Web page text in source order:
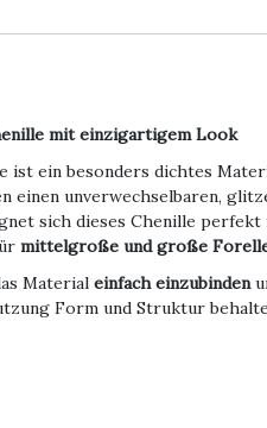
mit einzigartigem Look
ist ein besonders dichtes
einen unverwechselbaren,
sich dieses Chenille perfekt
mittelgroße und große
Material einfach einzubinden
Form und Struktur